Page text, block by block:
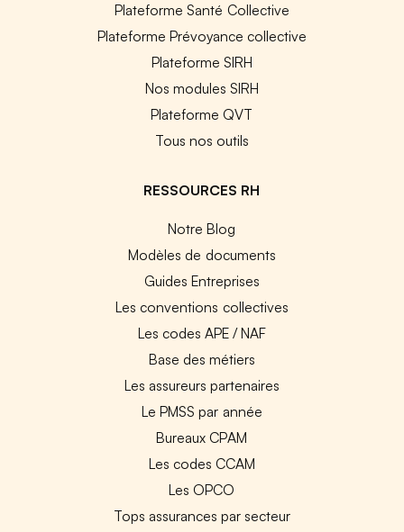
Plateforme Santé Collective
Plateforme Prévoyance collective
Plateforme SIRH
Nos modules SIRH
Plateforme QVT
Tous nos outils
RESSOURCES RH
Notre Blog
Modèles de documents
Guides Entreprises
Les conventions collectives
Les codes APE / NAF
Base des métiers
Les assureurs partenaires
Le PMSS par année
Bureaux CPAM
Les codes CCAM
Les OPCO
Tops assurances par secteur